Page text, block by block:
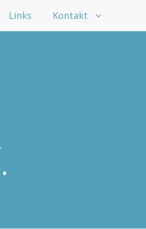
Links Kontakt